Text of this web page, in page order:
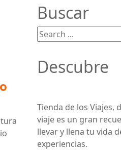
Buscar
Buscar
Descubre
Tienda de los Viajes,
viaje es un gran
llevar y llena tu vida
experiencias.